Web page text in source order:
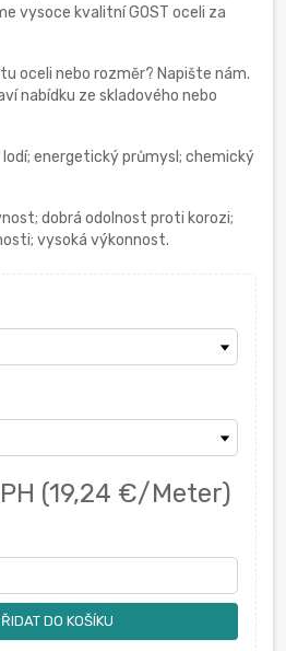
vysoce kvalitní GOST oceli za
oceli nebo rozměr? Napište nám.
nabídku ze skladového nebo
energetický průmysl; chemický
dobrá odolnost proti korozi;
vysoká výkonnost.
(19,24 €/Meter)
DO KOŠÍKU